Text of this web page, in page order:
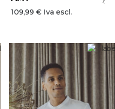
109,99 € Iva escl.